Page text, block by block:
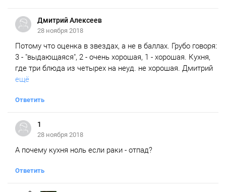
Дмитрий Алексеев
28 ноября 2018
Потому что оценка в звездах, а не в баллах. Грубо говоря:
3 - "выдающаяся", 2 - очень хорошая, 1 - хорошая. Кухня,
где три блюда из четырех на неуд. не хорошая. Дмитрий
ещё
Ответить
1
28 ноября 2018
А почему кухня ноль если раки - отпад?
Ответить